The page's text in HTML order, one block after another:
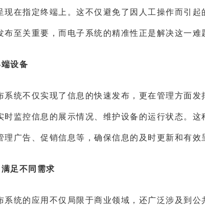
现在指定终端上。这不仅避免了因人工操作而引
布至关重要，而电子系统的精准性正是解决这一难
设备
系统不仅实现了信息的快速发布，更在管理方面
时监控信息的展示情况、维护设备的运行状态。
理广告、促销信息等，确保信息的及时更新和有效
足不同需求
系统的应用不仅局限于商业领域，还广泛涉及到